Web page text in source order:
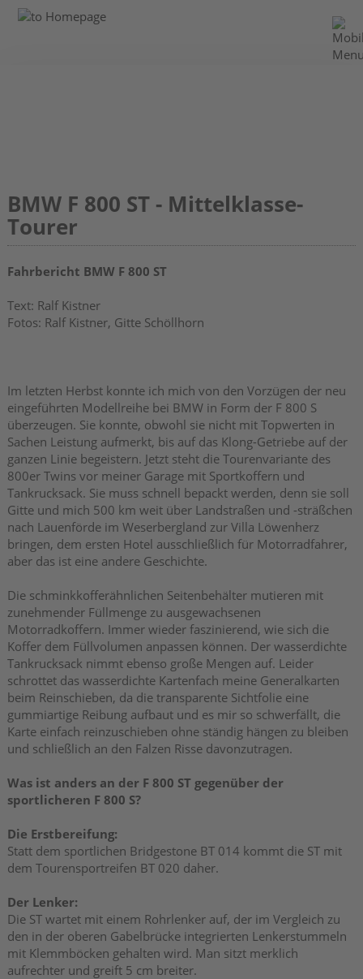
BMW F 800 ST - Mittelklasse-
Tourer
Fahrbericht BMW F 800 ST
Text: Ralf Kistner
Fotos: Ralf Kistner, Gitte Schöllhorn
Im letzten Herbst konnte ich mich von den Vorzügen der neu
eingeführten Modellreihe bei BMW in Form der F 800 S
überzeugen. Sie konnte, obwohl sie nicht mit Topwerten in
Sachen Leistung aufmerkt, bis auf das Klong-Getriebe auf der
ganzen Linie begeistern. Jetzt steht die Tourenvariante des
800er Twins vor meiner Garage mit Sportkoffern und
Tankrucksack. Sie muss schnell bepackt werden, denn sie soll
Gitte und mich 500 km weit über Landstraßen und -sträßchen
nach Lauenförde im Weserbergland zur Villa Löwenherz
bringen, dem ersten Hotel ausschließlich für Motorradfahrer,
aber das ist eine andere Geschichte.
Die schminkkofferähnlichen Seitenbehälter mutieren mit
zunehmender Füllmenge zu ausgewachsenen
Motorradkoffern. Immer wieder faszinierend, wie sich die
Koffer dem Füllvolumen anpassen können. Der wasserdichte
Tankrucksack nimmt ebenso große Mengen auf. Leider
schrottet das wasserdichte Kartenfach meine Generalkarten
beim Reinschieben, da die transparente Sichtfolie eine
gummiartige Reibung aufbaut und es mir so schwerfällt, die
Karte einfach reinzuschieben ohne ständig hängen zu bleiben
und schließlich an den Falzen Risse davonzutragen.
Was ist anders an der F 800 ST gegenüber der
sportlicheren F 800 S?
Die Erstbereifung:
Statt dem sportlichen Bridgestone BT 014 kommt die ST mit
dem Tourensportreifen BT 020 daher.
Der Lenker:
Die ST wartet mit einem Rohrlenker auf, der im Vergleich zu
den in der oberen Gabelbrücke integrierten Lenkerstummeln
mit Klemmböcken gehalten wird. Man sitzt merklich
aufrechter und greift 5 cm breiter.